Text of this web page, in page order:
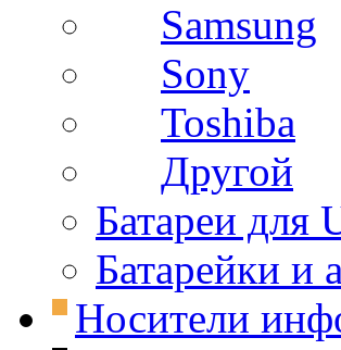
Samsung
Sony
Toshiba
Другой
Батареи для
Батарейки и
Носители